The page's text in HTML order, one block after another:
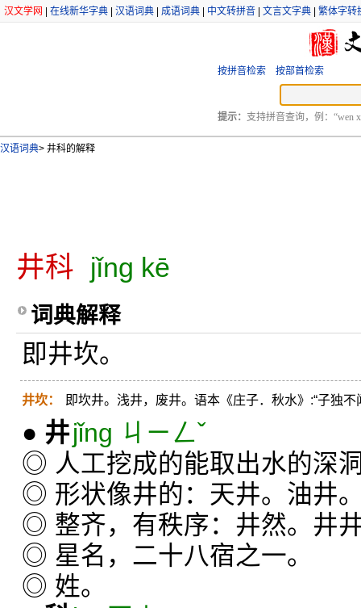
汉文学网 在线新华字典 汉语词典 成语词典 中文转拼音 文言文字典 繁体字转
按拼音检索 按部首检索
提示： 支持拼音查询，例：“wen
汉语词典> 井科的解释
井科 jǐng kē
词典解释
即井坎。
井坎： 即坎井。浅井，废井。语本《庄子．秋水》:“子独不
● 井jǐng ㄐㄧㄥˇ
◎ 人工挖成的能取出水的深
◎ 形状像井的：天井。油井
◎ 整齐，有秩序：井然。井
◎ 星名，二十八宿之一。
◎ 姓。